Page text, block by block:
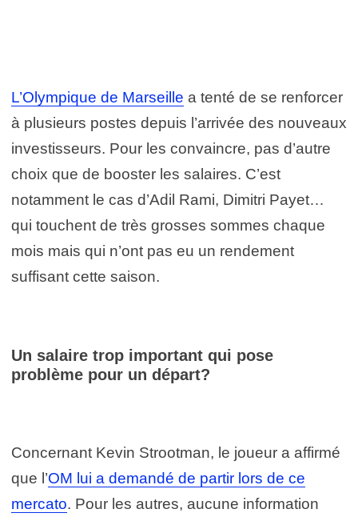
L’Olympique de Marseille a tenté de se renforcer
à plusieurs postes depuis l’arrivée des nouveaux
investisseurs. Pour les convaincre, pas d’autre
choix que de booster les salaires. C’est
notamment le cas d’Adil Rami, Dimitri Payet…
qui touchent de très grosses sommes chaque
mois mais qui n’ont pas eu un rendement
suffisant cette saison.
Un salaire trop important qui pose
problème pour un départ?
Concernant Kevin Strootman, le joueur a affirmé
que l’OM lui a demandé de partir lors de ce
mercato. Pour les autres, aucune information